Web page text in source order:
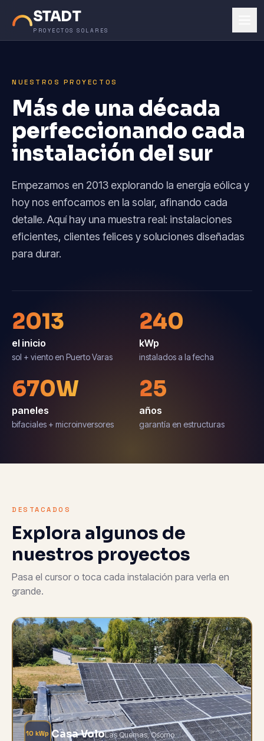
STADT
PROYECTOS SOLARES
NUESTROS PROYECTOS
Más de una década
perfeccionando cada
instalación del sur
Empezamos en 2013 explorando la energía eólica y
hoy nos enfocamos en la solar, afinando cada
detalle. Aquí hay una muestra real: instalaciones
eficientes, clientes felices y soluciones diseñadas
para durar.
2013
el inicio
sol + viento en Puerto Varas
240
kWp
instalados a la fecha
670W
paneles
bifaciales + microinversores
25
años
garantía en estructuras
DESTACADOS
Explora algunos de
nuestros proyectos
Pasa el cursor o toca cada instalación para verla en
grande.
10 kWp Casa VoloLas Quemas, Osorno